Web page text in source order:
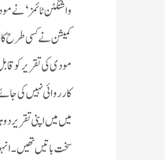
واشنگٹن ٹائمز ‘ نے
کمیشن نے کسی طرح
مودی کی تقریر کو
کارروائی نہیں کی
میں میں اپنی تقریر
سخت باتیں تھیں ۔